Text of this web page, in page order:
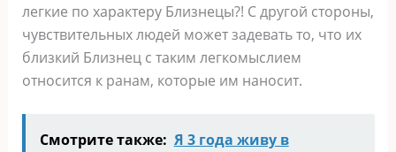
легкие по характеру Близнецы?! С другой стороны,
чувствительных людей может задевать то, что их
близкий Близнец с таким легкомыслием
относится к ранам, которые им наносит.
Смотрите также: Я 3 года живу в